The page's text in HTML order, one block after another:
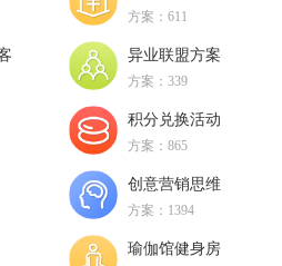
方案：611
异业联盟方案
方案：339
积分兑换活动
方案：865
创意营销思维
方案：1394
瑜伽馆健身房